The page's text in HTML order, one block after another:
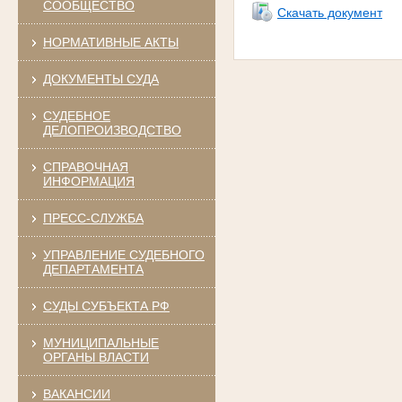
СООБЩЕСТВО
НОРМАТИВНЫЕ АКТЫ
ДОКУМЕНТЫ СУДА
СУДЕБНОЕ
ДЕЛОПРОИЗВОДСТВО
СПРАВОЧНАЯ
ИНФОРМАЦИЯ
ПРЕСС-СЛУЖБА
УПРАВЛЕНИЕ СУДЕБНОГО
ДЕПАРТАМЕНТА
СУДЫ СУБЪЕКТА РФ
МУНИЦИПАЛЬНЫЕ
ОРГАНЫ ВЛАСТИ
ВАКАНСИИ
Скачать документ